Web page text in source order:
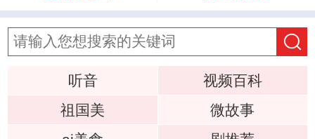
听音
视频百科
祖国美
微故事